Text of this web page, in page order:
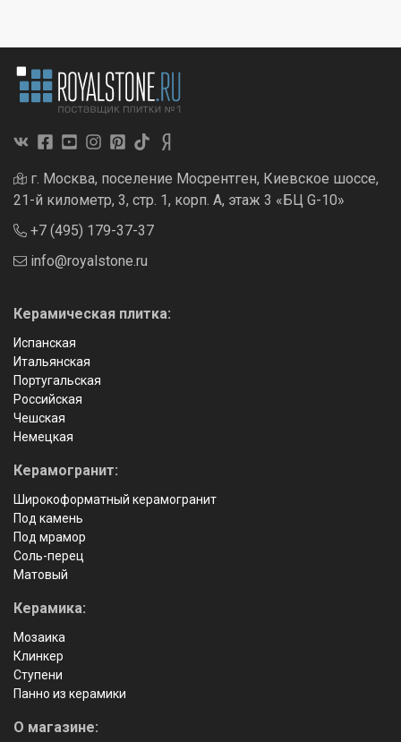
г. Москва, поселение Мосрентген, Киевское шоссе,
21-й километр, 3, стр. 1, корп. А, этаж 3 «БЦ G-10»
+7 (495) 179-37-37
info@royalstone.ru
Керамическая плитка:
Испанская
Итальянская
Португальская
Российская
Чешская
Немецкая
Керамогранит:
Широкоформатный керамогранит
Под камень
Под мрамор
Соль-перец
Матовый
Керамика:
Мозаика
Клинкер
Ступени
Панно из керамики
О магазине: